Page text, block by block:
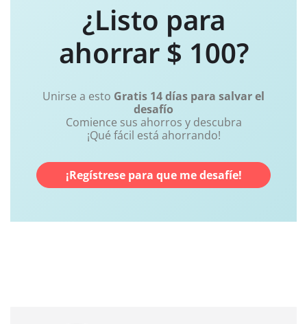
¿Listo para
ahorrar $ 100?
Unirse a esto Gratis 14 días para salvar el
desafío
Comience sus ahorros y descubra
¡Qué fácil está ahorrando!
¡Regístrese para que me desafíe!